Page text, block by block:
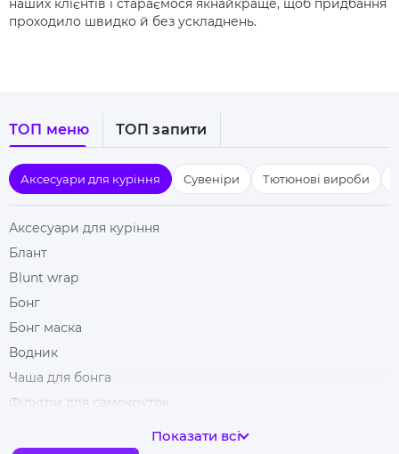
наших клієнтів і стараємося якнайкраще, щоб придбання
проходило швидко й без ускладнень.
ТОП меню ТОП запити
Аксесуари для куріння Сувеніри Тютюнові вироби
Аксесуари для куріння
Блант
Blunt wrap
Бонг
Бонг маска
Водник
Чаша для бонга
Фільтри для самокруток
Показати всі